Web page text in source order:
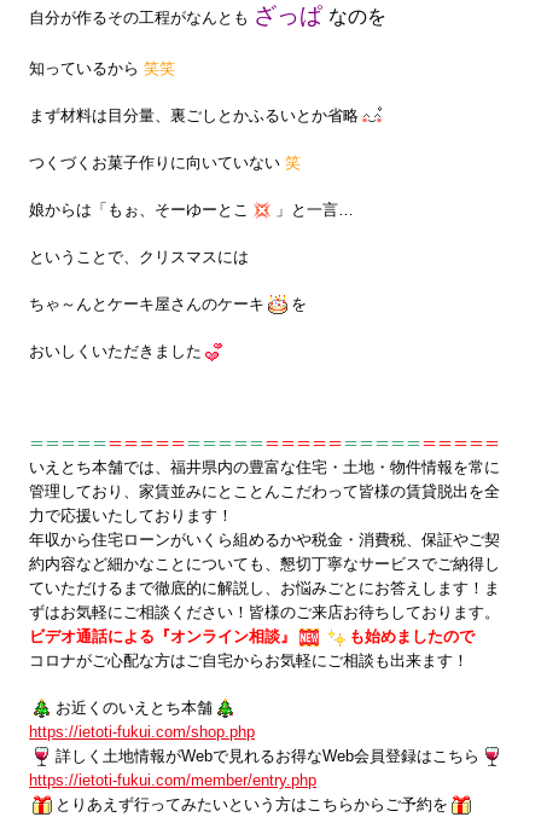
自分が作るその工程がなんとも ざっぱ なのを
知っているから笑笑
まず材料は目分量、裏ごしとかふるいとか省略
つくづくお菓子作りに向いていない笑
娘からは「もぉ、そーゆーとこ 」と一言…
ということで、クリスマスには
ちゃ～んとケーキ屋さんのケーキ を
おいしくいただきました
＝＝＝＝＝＝＝＝＝＝＝＝＝＝＝＝＝＝＝＝＝＝＝＝＝＝＝＝＝＝
いえとち本舗では、福井県内の豊富な住宅・土地・物件情報を常に
管理しており、家賃並みにとことんこだわって皆様の賃貸脱出を全
力で応援いたしております！
年収から住宅ローンがいくら組めるかや税金・消費税、保証やご契
約内容など細かなことについても、懇切丁寧なサービスでご納得し
ていただけるまで徹底的に解説し、お悩みごとにお答えします！ま
ずはお気軽にご相談ください！皆様のご来店お待ちしております。
ビデオ通話による『オンライン相談』
も始めましたので
コロナがご心配な方はご自宅からお気軽にご相談も出来ます！
お近くのいえとち本舗
https://ietoti-fukui.com/shop.php
詳しく土地情報がWebで見れるお得なWeb会員登録はこちら
https://ietoti-fukui.com/member/entry.php
とりあえず行ってみたいという方はこちらからご予約を